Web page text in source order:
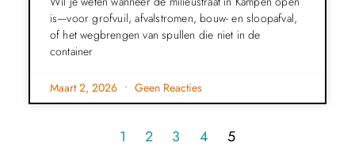
is—voor grofvuil, afvalstromen, bouw- en sloopafval,
of het wegbrengen van spullen die niet in de
container
Maart 2, 2026 Geen Reacties
1 2 3 4 5